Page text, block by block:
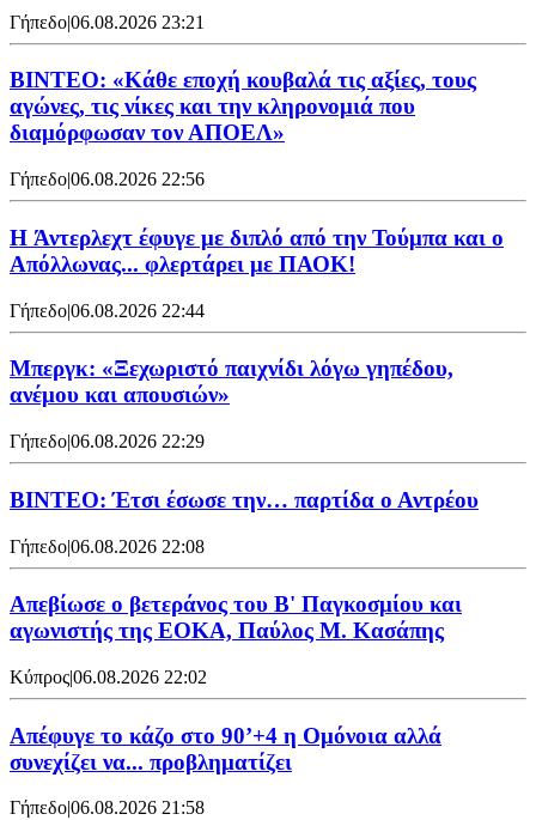
Γήπεδο|06.08.2026 23:21
ΒΙΝΤΕΟ: «Κάθε εποχή κουβαλά τις αξίες, τους
αγώνες, τις νίκες και την κληρονομιά που
διαμόρφωσαν τον ΑΠΟΕΛ»
Γήπεδο|06.08.2026 22:56
H Άντερλεχτ έφυγε με διπλό από την Τούμπα και ο
Απόλλωνας... φλερτάρει με ΠΑΟΚ!
Γήπεδο|06.08.2026 22:44
Μπεργκ: «Ξεχωριστό παιχνίδι λόγω γηπέδου,
ανέμου και απουσιών»
Γήπεδο|06.08.2026 22:29
ΒΙΝΤΕΟ: Έτσι έσωσε την… παρτίδα ο Αντρέου
Γήπεδο|06.08.2026 22:08
Απεβίωσε ο βετεράνος του Β' Παγκοσμίου και
αγωνιστής της ΕΟΚΑ, Παύλος Μ. Κασάπης
Κύπρος|06.08.2026 22:02
Απέφυγε το κάζο στο 90’+4 η Ομόνοια αλλά
συνεχίζει να... προβληματίζει
Γήπεδο|06.08.2026 21:58